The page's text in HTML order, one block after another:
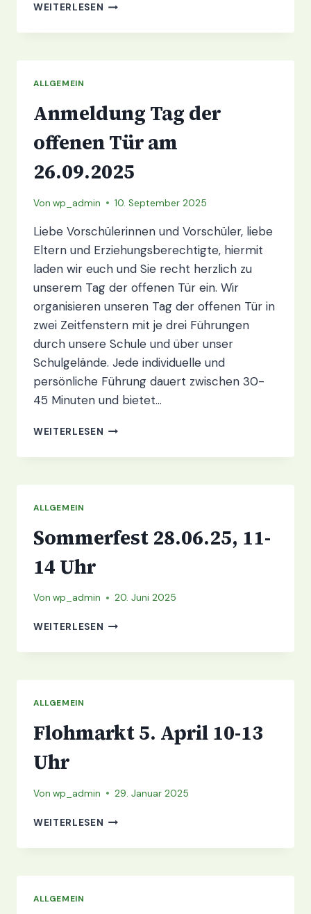
WEITERLESEN FLOHMARKT
10-
ALLGEMEIN
Anmeldung Tag der
offenen Tür am
26.09.2025
Von wp_admin 10. September 2025
Liebe Vorschülerinnen und Vorschüler, liebe
Eltern und Erziehungsberechtigte, hiermit
laden wir euch und Sie recht herzlich zu
unserem Tag der offenen Tür ein. Wir
organisieren unseren Tag der offenen Tür in
zwei Zeitfenstern mit je drei Führungen
durch unsere Schule und über unser
Schulgelände. Jede individuelle und
persönliche Führung dauert zwischen 30-
45 Minuten und bietet…
WEITERLESEN ANMELDUNG
DER
ALLGEMEIN
Sommerfest 28.06.25, 11-
14 Uhr
Von wp_admin 20. Juni 2025
WEITERLESEN SOMMERFEST
11-
ALLGEMEIN
Flohmarkt 5. April 10-13
Uhr
Von wp_admin 29. Januar 2025
WEITERLESEN FLOHMARKT
APRIL
ALLGEMEIN